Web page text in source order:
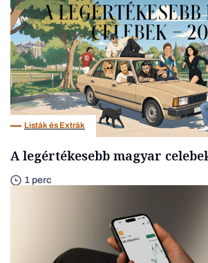
Listák és Extrák
A legértékesebb magyar
1 perc